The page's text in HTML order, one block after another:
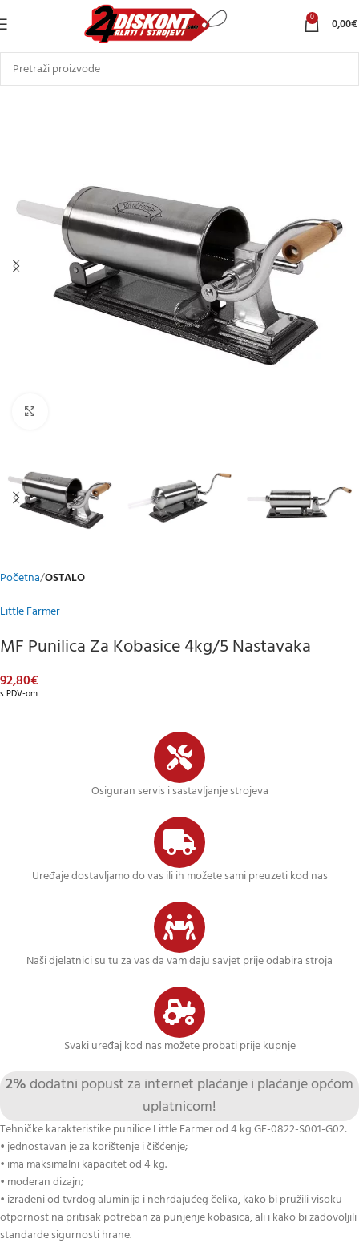
0 0,00€
Početna OSTALO
Little Farmer
MF Punilica Za Kobasice 4kg/5 Nastavaka
92,80€
s PDV-om
Osiguran servis i sastavljanje strojeva
Uređaje dostavljamo do vas ili ih možete sami preuzeti kod nas
Naši djelatnici su tu za vas da vam daju savjet prije odabira stroja
Svaki uređaj kod nas možete probati prije kupnje
2% dodatni popust za internet plaćanje i plaćanje općom
uplatnicom!
Tehničke karakteristike punilice Little Farmer od 4 kg GF-0822-S001-G02:
• jednostavan je za korištenje i čišćenje;
• ima maksimalni kapacitet od 4 kg.
• moderan dizajn;
• izrađeni od tvrdog aluminija i nehrđajućeg čelika, kako bi pružili visoku
otpornost na pritisak potreban za punjenje kobasica, ali i kako bi zadovoljili
standarde sigurnosti hrane.